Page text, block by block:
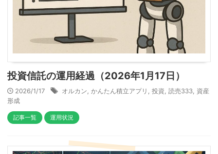
投資信託の運用経過（2026年1月17日）
2026/1/17 オルカン かんたん積立アプリ 投資 読売333 資産
形成
記事一覧 運用状況